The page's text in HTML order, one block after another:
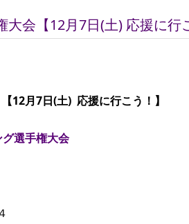
会【12月7日(土) 応援に行
月7日(土) 応援に行こう！】
選手権大会